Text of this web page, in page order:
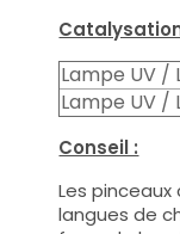
Lampe UV /
Lampe UV /
Conseil :
Les pinceaux
langues de